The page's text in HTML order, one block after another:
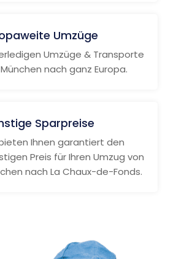
Umzüge
Umzüge & Transporte
nach ganz Europa.
Sparpreise
Ihnen garantiert den
Preis für Ihren Umzug von
nach La Chaux-de-Fonds.